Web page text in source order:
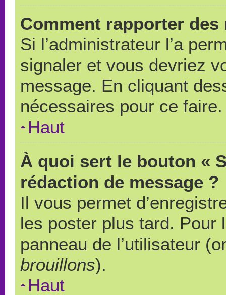
Comment rapporter
Si l’administrateur l’a
signaler et vous devriez
message. En cliquant
nécessaires pour ce faire.
Haut
À quoi sert le bouton «
rédaction de message ?
Il vous permet
les poster plus tard. Pour
panneau de l’utilisateur
brouillons).
Haut